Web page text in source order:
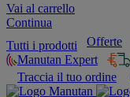
Vai al carrello
Continua
Tutti i prodotti
Offerte
Manutan Expert
Traccia il tuo ordine